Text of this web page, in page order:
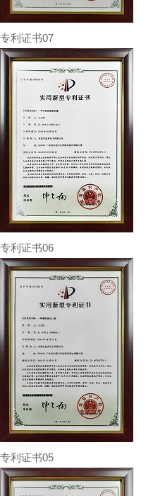
专利证书07
专利证书06
专利证书05